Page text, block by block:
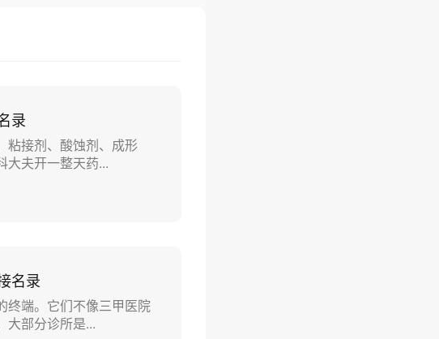
录
粘接剂、酸蚀剂、成形
夫开一整天药...
名录
终端。它们不像三甲医院
大部分诊所是...